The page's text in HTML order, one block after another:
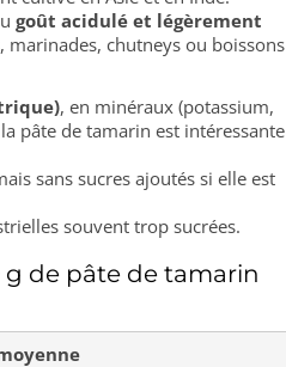
goût acidulé et légèrement
marinades, chutneys ou boissons
, en minéraux (potassium,
pâte de tamarin est intéressante
sans sucres ajoutés si elle est
souvent trop sucrées.
de pâte de tamarin